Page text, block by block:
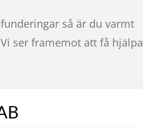
så är du varmt
ser framemot att få hjälpa